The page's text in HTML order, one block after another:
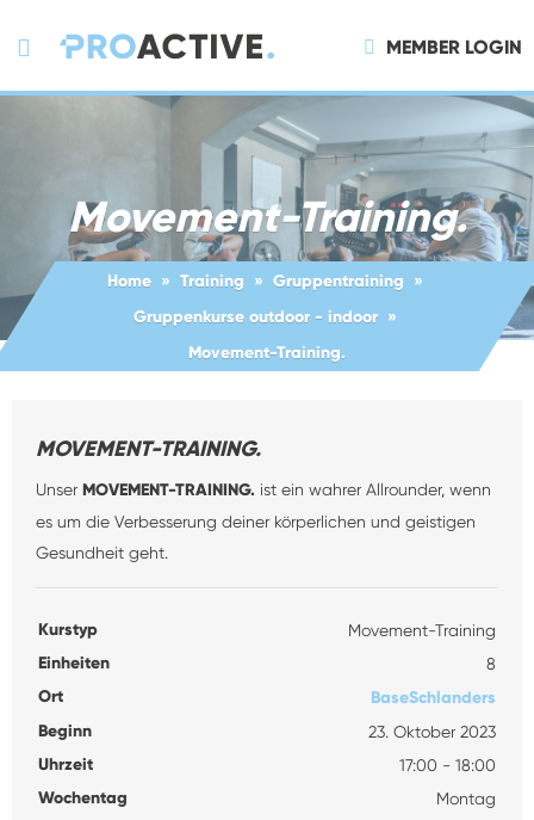
MEMBER LOGIN
Movement-Training.
Home Training
Gruppentraining
Gruppenkurse outdoor - indoor
Movement-Training.
MOVEMENT-TRAINING.
Unser MOVEMENT-TRAINING. ist ein wahrer Allrounder, wenn
es um die Verbesserung deiner körperlichen und geistigen
Gesundheit geht.
Kurstyp Movement-Training
Einheiten 8
Ort
BaseSchlanders
Beginn
23. Oktober 2023
Uhrzeit 17:00 - 18:00
Wochentag Montag